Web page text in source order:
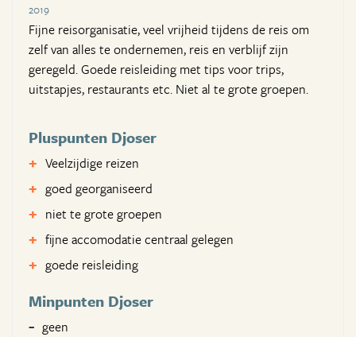
2019
Fijne reisorganisatie, veel vrijheid tijdens de reis om
zelf van alles te ondernemen, reis en verblijf zijn
geregeld. Goede reisleiding met tips voor trips,
uitstapjes, restaurants etc. Niet al te grote groepen.
Pluspunten Djoser
Veelzijdige reizen
goed georganiseerd
niet te grote groepen
fijne accomodatie centraal gelegen
goede reisleiding
Minpunten Djoser
geen